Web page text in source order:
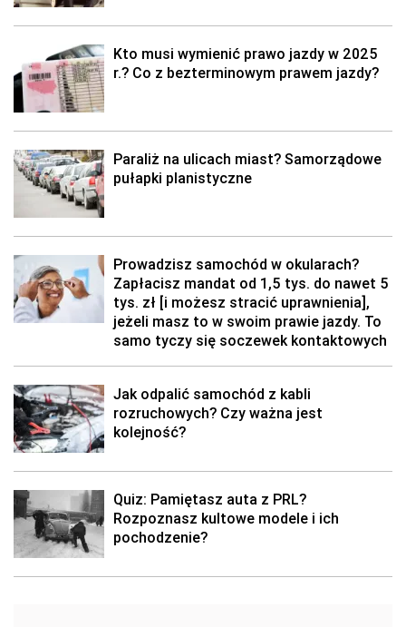
Kto musi wymienić prawo jazdy w 2025
r.? Co z bezterminowym prawem jazdy?
Paraliż na ulicach miast? Samorządowe
pułapki planistyczne
Prowadzisz samochód w okularach?
Zapłacisz mandat od 1,5 tys. do nawet 5
tys. zł [i możesz stracić uprawnienia],
jeżeli masz to w swoim prawie jazdy. To
samo tyczy się soczewek kontaktowych
Jak odpalić samochód z kabli
rozruchowych? Czy ważna jest
kolejność?
Quiz: Pamiętasz auta z PRL?
Rozpoznasz kultowe modele i ich
pochodzenie?